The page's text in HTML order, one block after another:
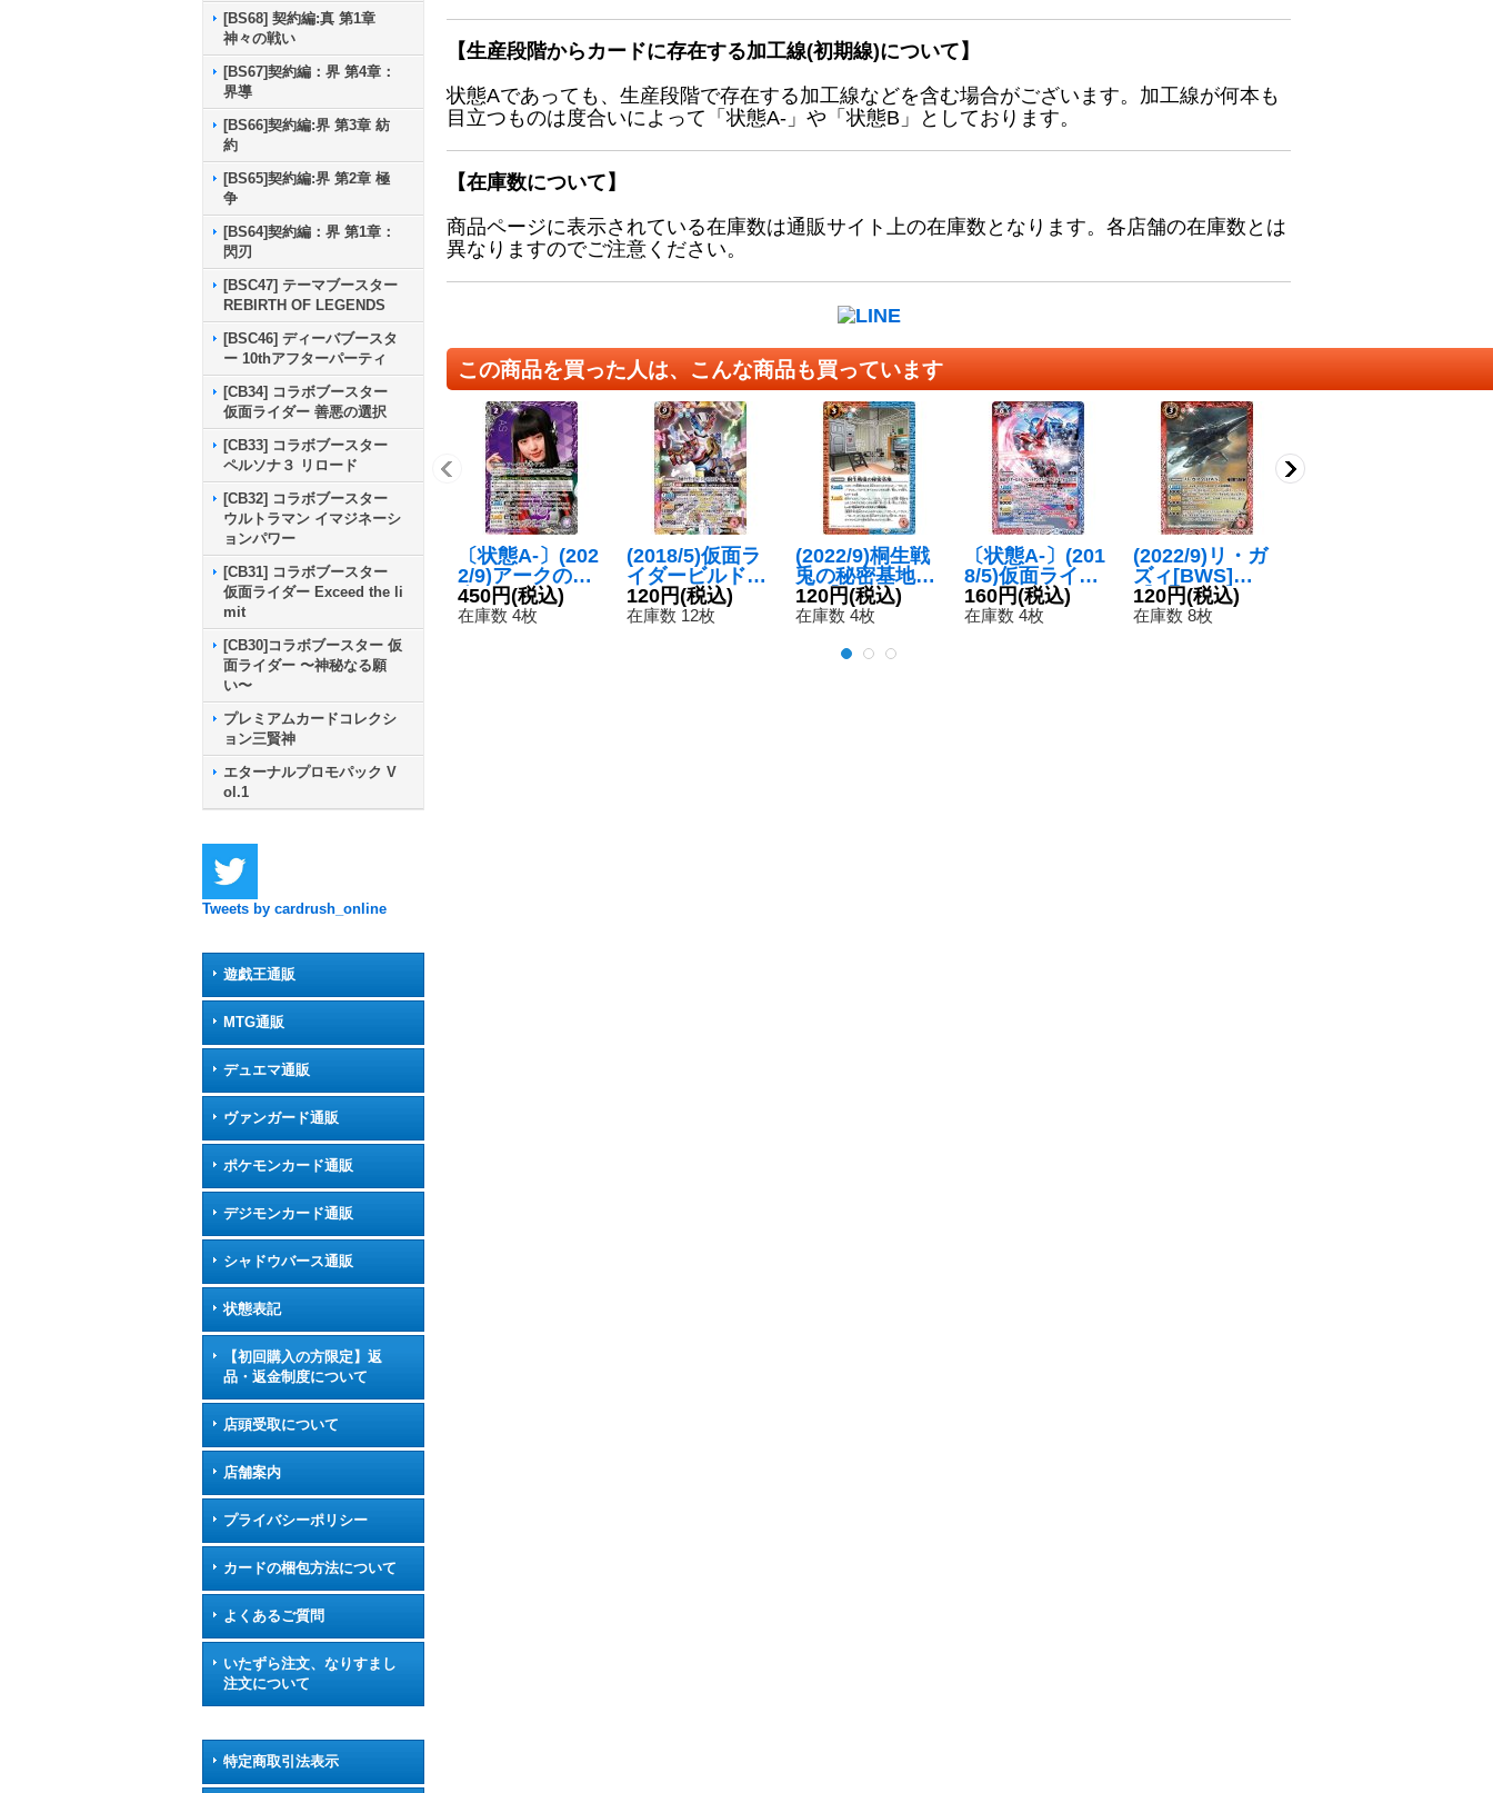
[BS68] 契約編:真 第1章
神々の戦い
[BS67]契約編：界 第4章：
界導
[BS66]契約編:界 第3章 紡
約
[BS65]契約編:界 第2章 極
争
[BS64]契約編：界 第1章：
閃刃
[BSC47] テーマブースター
REBIRTH OF LEGENDS
[BSC46] ディーバブースタ
ー 10thアフターパーティ
[CB34] コラボブースター
仮面ライダー 善悪の選択
[CB33] コラボブースター
ペルソナ３ リロード
[CB32] コラボブースター
ウルトラマン イマジネーシ
ョンパワー
[CB31] コラボブースター
仮面ライダー Exceed the li
mit
[CB30]コラボブースター 仮
面ライダー 〜神秘なる願
い〜
プレミアムカードコレクシ
ョン三賢神
エターナルプロモパック V
ol.1
Tweets by cardrush_online
遊戯王通販
MTG通販
デュエマ通販
ヴァンガード通販
ポケモンカード通販
デジモンカード通販
シャドウバース通販
状態表記
【初回購入の方限定】返
品・返金制度について
店頭受取について
店舗案内
プライバシーポリシー
カードの梱包方法について
よくあるご質問
いたずら注文、なりすまし
注文について
特定商取引法表示
【生産段階からカードに存在する加工線(初期線)について】
状態Aであっても、生産段階で存在する加工線などを含む場合がございます。加工線が何本も
目立つものは度合いによって「状態A-」や「状態B」としております。
【在庫数について】
商品ページに表示されている在庫数は通販サイト上の在庫数となります。各店舗の在庫数とは
異なりますのでご注意ください。
この商品を買った人は、こんな商品も買っています
〔状態A-〕(202
2/9)アークの秘
書・アズ(CB24
収録)【X】{CB
450円(税込)
在庫数 4枚
(2018/5)仮面ラ
イダービルドジ
ーニアスフォー
ム【X】{CB06-
120円(税込)
在庫数 12枚
(2022/9)桐生戦
兎の秘密基地
【C】{CB24-07
0}《多》
120円(税込)
在庫数 4枚
〔状態A-〕(201
8/5)仮面ライダ
ービルドラビッ
トタンクスパー
160円(税込)
在庫数 4枚
(2022/9)リ・ガ
ズィ[BWS]
【C】{CB25-00
6}《赤》
120円(税込)
在庫数 8枚